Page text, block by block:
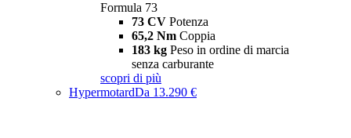
Formula 73
73 CV Potenza
65,2 Nm Coppia
183 kg Peso in ordine di marcia
senza carburante
scopri di più
HypermotardDa 13.290 €